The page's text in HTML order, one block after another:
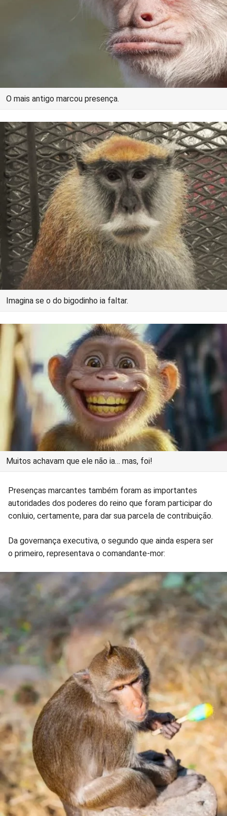
O mais antigo marcou presença.
Imagina se o do bigodinho ia faltar.
Muitos achavam que ele não ia… mas, foi!
Presenças marcantes também foram as importantes
autoridades dos poderes do reino que foram participar do
conluio, certamente, para dar sua parcela de contribuição.
Da governança executiva, o segundo que ainda espera ser
o primeiro, representava o comandante-mor: